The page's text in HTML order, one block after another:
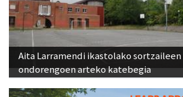
Aita Larramendi ikastolako
ondorengoen arteko katebegia